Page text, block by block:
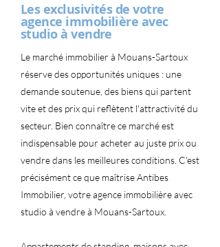
Les exclusivités de votre
agence immobilière avec
studio à vendre
Le marché immobilier à Mouans-Sartoux
réserve des opportunités uniques : une
demande soutenue, des biens qui partent
vite et des prix qui reflètent l'attractivité du
secteur. Bien connaître ce marché est
indispensable pour acheter au juste prix ou
vendre dans les meilleures conditions. C'est
précisément ce que maîtrise Antibes
Immobilier, votre agence immobilière avec
studio à vendre à Mouans-Sartoux.